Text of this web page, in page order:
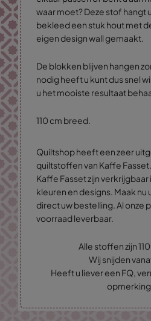
waar moet? Deze stof hangt
bekleed een stuk hout met
eigen design wall gemaakt.
De blokken blijven hangen
nodig heeft u kunt dus snel
u het mooiste resultaat
110 cm breed.
Quiltshop heeft een zeer
quiltstoffen van Kaffe
Kaffe Fasset zijn
kleuren en designs. Maak nu
direct uw bestelling. Al onze
voorraad leverbaar.
Alle stoffen zijn
Wij snijden
Heeft u liever een FQ,